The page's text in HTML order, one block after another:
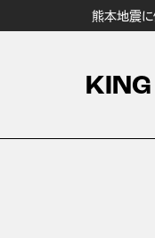
熊本地震に
KING